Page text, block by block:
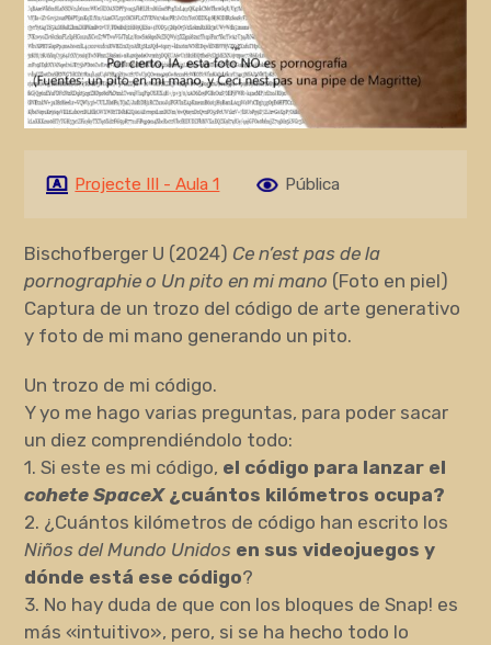
Projecte III - Aula 1 Pública
Bischofberger U (2024) Ce n’est pas de la
pornographie o Un pito en mi mano (Foto en piel)
Captura de un trozo del código de arte generativo
y foto de mi mano generando un pito.
Un trozo de mi código.
Y yo me hago varias preguntas, para poder sacar
un diez comprendiéndolo todo:
1. Si este es mi código, el código para lanzar el
cohete SpaceX¿cuántos kilómetros ocupa?
2. ¿Cuántos kilómetros de código han escrito los
Niños del Mundo Unidos en sus videojuegos y
dónde está ese código?
3. No hay duda de que con los bloques de Snap! es
más «intuitivo», pero, si se ha hecho todo lo